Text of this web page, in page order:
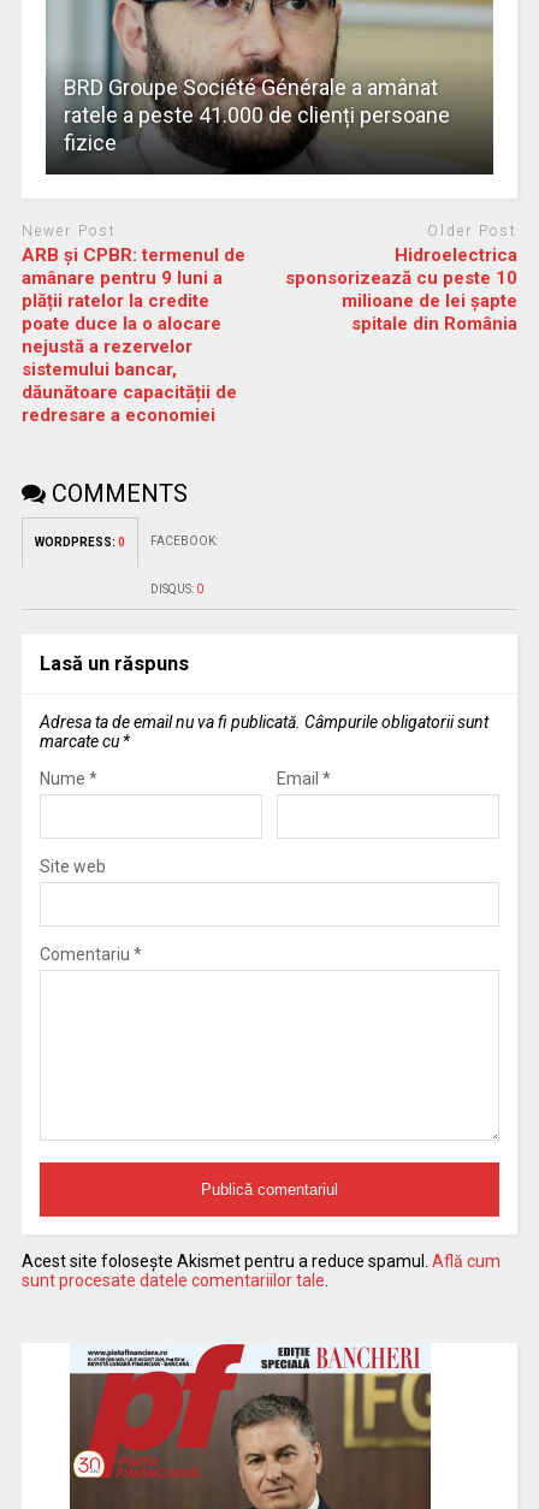
BRD Groupe Société Générale a amânat
ratele a peste 41.000 de clienți persoane
fizice
Newer Post
ARB și CPBR: termenul de
amânare pentru 9 luni a
plății ratelor la credite
poate duce la o alocare
nejustă a rezervelor
sistemului bancar,
dăunătoare capacității de
redresare a economiei
Older Post
Hidroelectrica
sponsorizează cu peste 10
milioane de lei șapte
spitale din România
COMMENTS
WORDPRESS: 0 FACEBOOK:
DISQUS: 0
Lasă un răspuns
Adresa ta de email nu va fi publicată. Câmpurile obligatorii sunt
marcate cu *
Nume * Email *
Site web
Comentariu *
Acest site folosește Akismet pentru a reduce spamul. Află cum
sunt procesate datele comentariilor tale